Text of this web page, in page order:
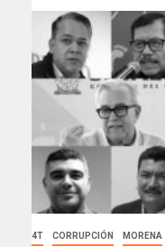
4T CORRUPCIÓN MORENA